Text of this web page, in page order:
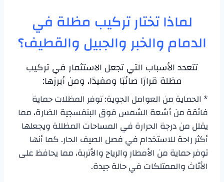
لماذا تختار تركيب مظلة في
الدمام والخبر والجبيل والقطيف؟
تتعدد الأسباب التي تجعل الاستثمار في تركيب
مظلة قرارًا صائبًا ومفيدًا، ومن أبرزها:
* الحماية من العوامل الجوية: توفر المظلات حماية
فائقة من أشعة الشمس فوق البنفسجية الضارة، مما
يقلل من درجة الحرارة في المساحات المظللة ويجعلها
أكثر راحة للاستخدام في فصل الصيف الحار. كما أنها
توفر حماية من الأمطار والرياح والأتربة، مما يحافظ على
الأثاث والممتلكات في حالة جيدة.